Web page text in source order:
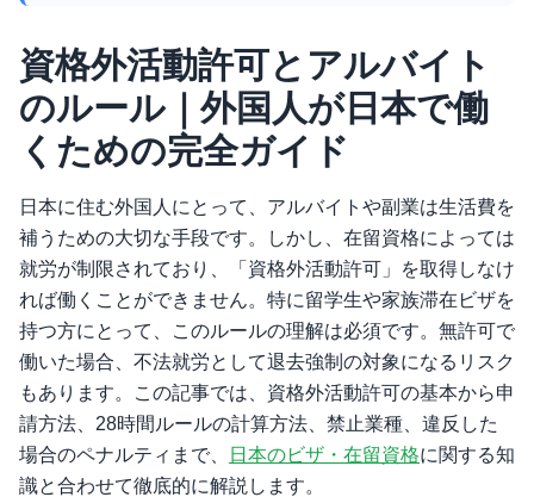
資格外活動許可とアルバイト
のルール｜外国人が日本で働
くための完全ガイド
日本に住む外国人にとって、アルバイトや副業は生活費を
補うための大切な手段です。しかし、在留資格によっては
就労が制限されており、「資格外活動許可」を取得しなけ
れば働くことができません。特に留学生や家族滞在ビザを
持つ方にとって、このルールの理解は必須です。無許可で
働いた場合、不法就労として退去強制の対象になるリスク
もあります。この記事では、資格外活動許可の基本から申
請方法、28時間ルールの計算方法、禁止業種、違反した
場合のペナルティまで、
日本のビザ・在留資格に関する知
識と合わせて徹底的に解説します。